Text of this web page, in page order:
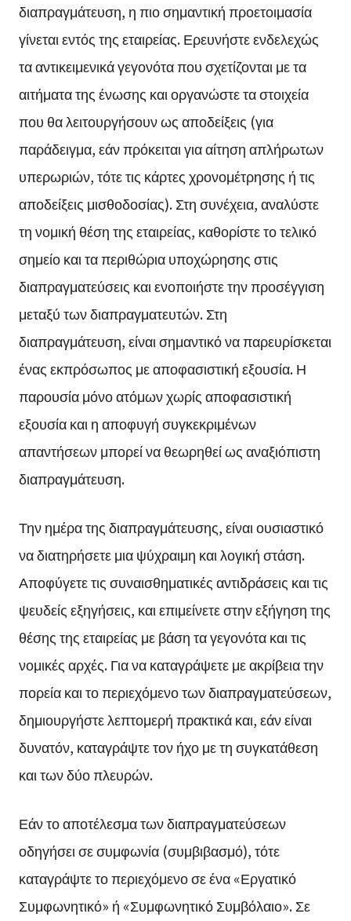
διαπραγμάτευση, η πιο σημαντική προετοιμασία
γίνεται εντός της εταιρείας. Ερευνήστε ενδελεχώς
τα αντικειμενικά γεγονότα που σχετίζονται με τα
αιτήματα της ένωσης και οργανώστε τα στοιχεία
που θα λειτουργήσουν ως αποδείξεις (για
παράδειγμα, εάν πρόκειται για αίτηση απλήρωτων
υπερωριών, τότε τις κάρτες χρονομέτρησης ή τις
αποδείξεις μισθοδοσίας). Στη συνέχεια, αναλύστε
τη νομική θέση της εταιρείας, καθορίστε το τελικό
σημείο και τα περιθώρια υποχώρησης στις
διαπραγματεύσεις και ενοποιήστε την προσέγγιση
μεταξύ των διαπραγματευτών. Στη
διαπραγμάτευση, είναι σημαντικό να παρευρίσκεται
ένας εκπρόσωπος με αποφασιστική εξουσία. Η
παρουσία μόνο ατόμων χωρίς αποφασιστική
εξουσία και η αποφυγή συγκεκριμένων
απαντήσεων μπορεί να θεωρηθεί ως αναξιόπιστη
διαπραγμάτευση.
Την ημέρα της διαπραγμάτευσης, είναι ουσιαστικό
να διατηρήσετε μια ψύχραιμη και λογική στάση.
Αποφύγετε τις συναισθηματικές αντιδράσεις και τις
ψευδείς εξηγήσεις, και επιμείνετε στην εξήγηση της
θέσης της εταιρείας με βάση τα γεγονότα και τις
νομικές αρχές. Για να καταγράψετε με ακρίβεια την
πορεία και το περιεχόμενο των διαπραγματεύσεων,
δημιουργήστε λεπτομερή πρακτικά και, εάν είναι
δυνατόν, καταγράψτε τον ήχο με τη συγκατάθεση
και των δύο πλευρών.
Εάν το αποτέλεσμα των διαπραγματεύσεων
οδηγήσει σε συμφωνία (συμβιβασμό), τότε
καταγράψτε το περιεχόμενο σε ένα «Εργατικό
Συμφωνητικό» ή «Συμφωνητικό Συμβόλαιο». Σε